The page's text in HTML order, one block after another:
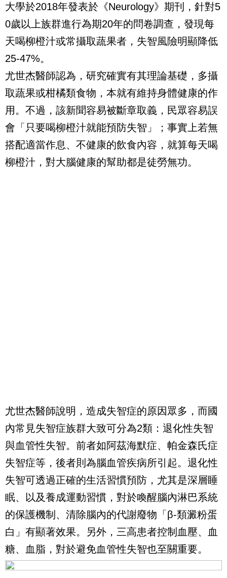
大學於2018年發表於《Neurology》期刊，針對5
0歲以上族群進行為期20年的問卷調查，發現每
天喝柳橙汁或常攝取蔬果者，失智風險明顯降低
25-47%。
尤世杰醫師認為，研究確實有其理論基礎，多攝
取蔬果或柑橘類食物，本就有維持身體健康的作
用。不過，該新聞容易被斷章取義，民眾容易誤
會「只要喝柳橙汁就能預防失智」；事實上若無
搭配適當作息、不健康的飲食內容，就算每天喝
柳橙汁，對大腦健康的幫助都是徒勞無功。
尤世杰醫師說明，造成失智症的原因眾多，而國
內常見失智症族群大致可分為2類：退化性失智
與血管性失智。前者如阿茲海默症、帕金森氏症
失智症等，後者則為腦血管疾病所引起。退化性
失智可透過正確的生活習慣預防，尤其是深層睡
眠、以及養成運動習慣，對於喚醒腦內淋巴系統
的保護機制、清除腦內的代謝廢物「β-類澱粉蛋
白」有顯著效果。另外，三高患者控制血壓、血
糖、血脂，對於避免血管性失智也至關重要。